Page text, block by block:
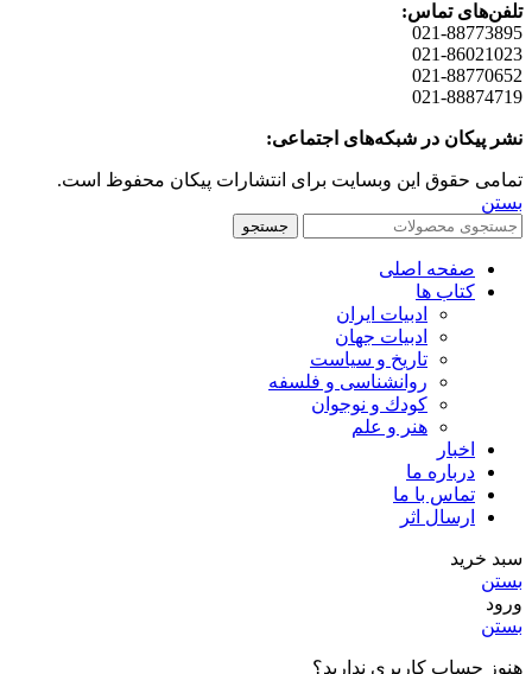
تلفن‌های تماس:
021-88773895
021-86021023
021-88770652
021-88874719
نشر پیکان در شبکه‌های اجتماعی:
تمامی حقوق این وبسایت برای انتشارات پیکان محفوظ است.
بستن
جستجو
صفحه اصلی
کتاب ها
ادبیات ایران
ادبیات جهان
تاریخ و سیاست
روانشناسی و فلسفه
کودك و نوجوان
هنر و علم
اخبار
درباره ما
تماس با ما
ارسال اثر
سبد خرید
بستن
ورود
بستن
هنوز حساب کاربری ندارید؟